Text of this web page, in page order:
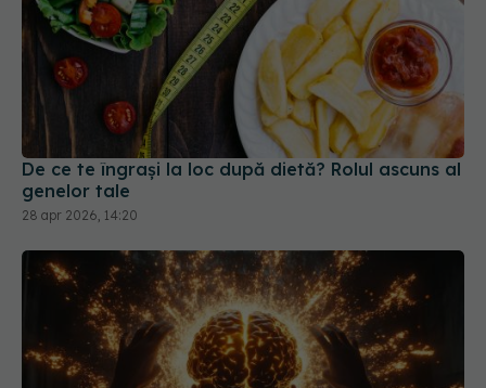
De ce te îngrași la loc după dietă? Rolul ascuns al
genelor tale
28 apr 2026, 14:20